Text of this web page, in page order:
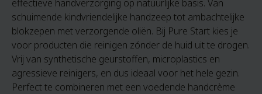
effectieve handverzorging op natuurlijke basis. Van
schuimende kindvriendelijke handzeep tot ambachtelijke
blokzepen met verzorgende oliën. Bij Pure Start kies je
voor producten die reinigen zónder de huid uit te drogen.
Vrij van synthetische geurstoffen, microplastics en
agressieve reinigers, en dus ideaal voor het hele gezin.
Perfect te combineren met een voedende handcrème